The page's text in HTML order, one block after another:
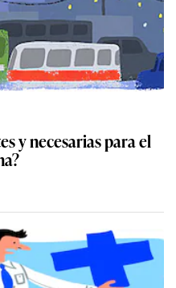
y necesarias para el